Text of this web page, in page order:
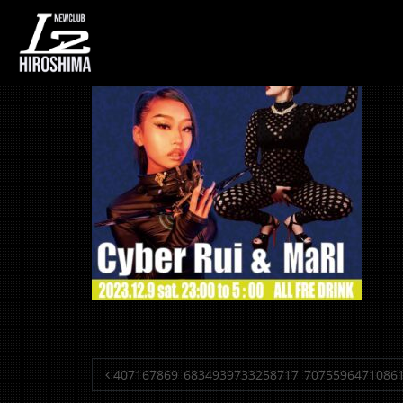
投稿ナビゲーション